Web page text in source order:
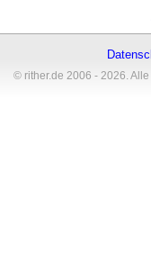
© rither.de 2006 - 2026.